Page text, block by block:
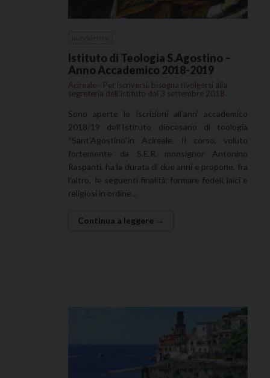
Istituto di Teologia S.Agostino –
Anno Accademico 2018-2019
Acireale - Per iscriversi, bisogna rivolgersi alla
segreteria dell’Istituto dal 3 settembre 2018.
Sono aperte le iscrizioni all’ann’ accademico
2018/19 dell’Istituto diocesano di teologia
“Sant’Agostino”in Acireale. Il corso, voluto
fortemente da S.E.R. monsignor Antonino
Raspanti, ha la durata di due anni e propone, fra
l’altro, le seguenti finalità: formare fedeli, laici e
religiosi in ordine…
Continua a leggere →